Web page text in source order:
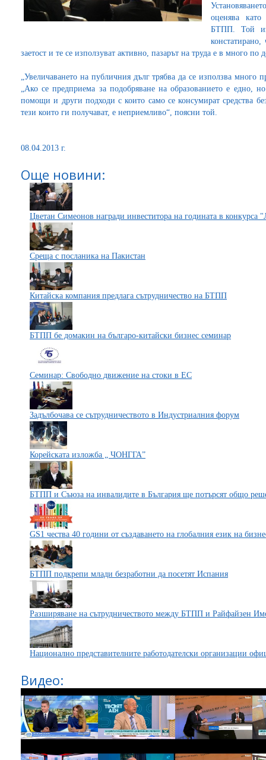
оценява
БТПП. Той
заетост и те се използуват активно, пазарът на труда е в много
„Увеличаването на публичния дълг трябва да се използва много
„Ако се предприема за подобряване на образованието е едно,
помощи и други подходи с които само се консумират средства
тези които ги получават, е неприемливо“, поясни той.
08.04.2013 г.
Още новини:
Цветан Симеонов награди инвеститора на годината в конкурса
Среща с посланика на Пакистан
Китайска компания предлага сътрудничество на БТПП
БТПП бе домакин на българо-китайски бизнес семинар
Семинар: Свободно движение на стоки в ЕС
Задълбочава се сътрудничеството в Индустриалния форум
Корейската изложба „ ЧОНГГА”
БТПП и Съюза на инвалидите в България ще потърсят общо
GS1 чества 40 години от създаването на глобалния език на
БТПП подкрепи млади безработни да посетят Испания
Разширяване на сътрудничеството между БТПП и Райфайзен
Национално представителните работодателски организации
Видео: